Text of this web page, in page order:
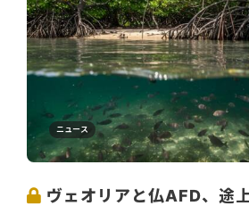
ニュース
ヴェオリアと仏AFD、途